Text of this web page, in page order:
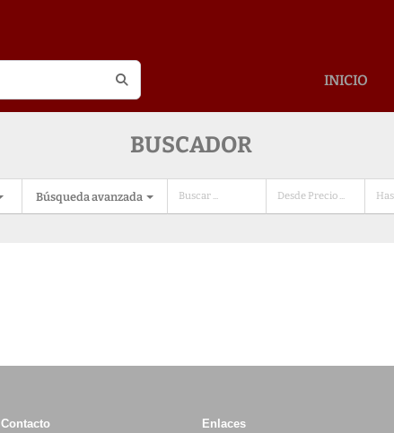
INICIO
BUSCADOR
Búsqueda avanzada
Contacto Enlaces